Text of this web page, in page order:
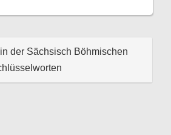
der Sächsisch Böhmischen